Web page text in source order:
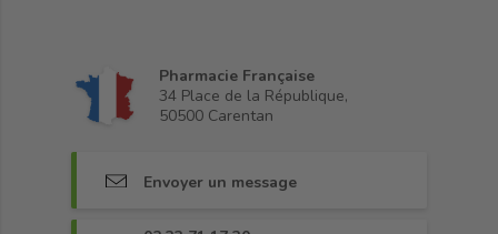
Pharmacie Française
34 Place de la République,
50500 Carentan
Envoyer un message